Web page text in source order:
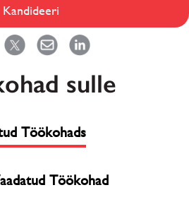
Kandideeri
sulle
Töökohads
Töökohad